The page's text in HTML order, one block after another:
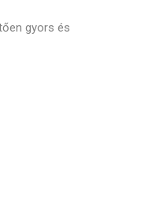
gyors és